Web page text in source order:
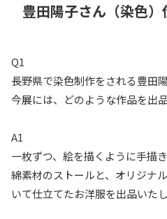
豊田陽子さん（染色）
Q1
長野県で染色制作をされる豊田陽
今展には、どのような作品を出
A1
一枚ずつ、絵を描くように手描
綿素材のストールと、オリジナ
いて仕立てたお洋服を出品いたし